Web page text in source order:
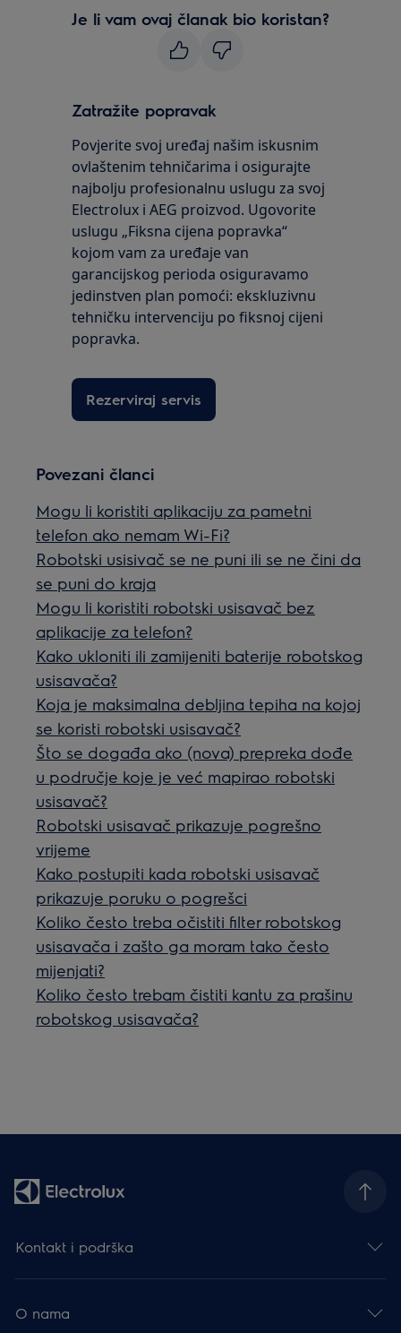
Je li vam ovaj članak bio koristan?
Zatražite popravak
Povjerite svoj uređaj našim iskusnim
ovlaštenim tehničarima i osigurajte
najbolju profesionalnu uslugu za svoj
Electrolux i AEG proizvod. Ugovorite
uslugu „Fiksna cijena popravka“
kojom vam za uređaje van
garancijskog perioda osiguravamo
jedinstven plan pomoći: ekskluzivnu
tehničku intervenciju po fiksnoj cijeni
popravka.
Rezerviraj servis
Povezani članci
Mogu li koristiti aplikaciju za pametni
telefon ako nemam Wi-Fi?
Robotski usisivač se ne puni ili se ne čini da
se puni do kraja
Mogu li koristiti robotski usisavač bez
aplikacije za telefon?
Kako ukloniti ili zamijeniti baterije robotskog
usisavača?
Koja je maksimalna debljina tepiha na kojoj
se koristi robotski usisavač?
Što se događa ako (nova) prepreka dođe
u područje koje je već mapirao robotski
usisavač?
Robotski usisavač prikazuje pogrešno
vrijeme
Kako postupiti kada robotski usisavač
prikazuje poruku o pogrešci
Koliko često treba očistiti filter robotskog
usisavača i zašto ga moram tako često
mijenjati?
Koliko često trebam čistiti kantu za prašinu
robotskog usisavača?
Kontakt i podrška
O nama